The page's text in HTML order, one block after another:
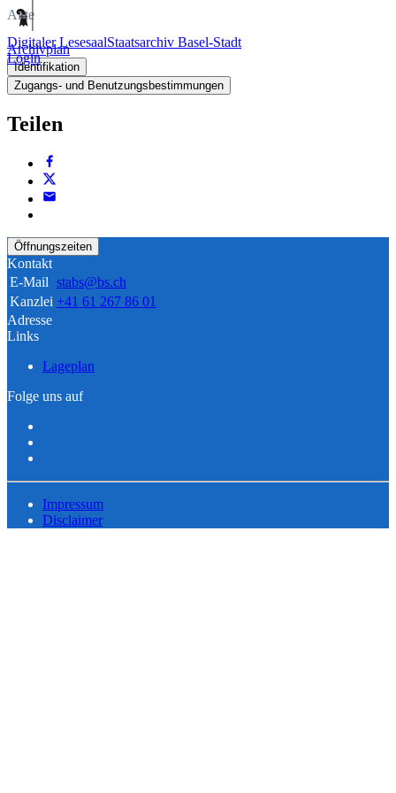
Digitaler LesesaalStaatsarchiv Basel-Stadt
Login
Akte
Archivplan
Identifikation
Zugangs- und Benutzungsbestimmungen
Teilen
Öffnungszeiten
Kontakt
E-Mail stabs@bs.ch
Kanzlei +41 61 267 86 01
Adresse
Links
Lageplan
Folge uns auf
Impressum
Disclaimer